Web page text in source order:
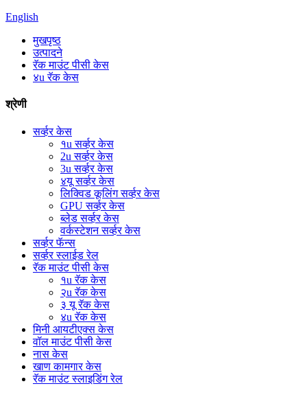
English
मुखपृष्ठ
उत्पादने
रॅक माउंट पीसी केस
४u रॅक केस
श्रेणी
सर्व्हर केस
१u सर्व्हर केस
2u सर्व्हर केस
3u सर्व्हर केस
४यू सर्व्हर केस
लिक्विड कूलिंग सर्व्हर केस
GPU सर्व्हर केस
ब्लेड सर्व्हर केस
वर्कस्टेशन सर्व्हर केस
सर्व्हर फॅन्स
सर्व्हर स्लाईड रेल
रॅक माउंट पीसी केस
१u रॅक केस
२u रॅक केस
३ यू रॅक केस
४u रॅक केस
मिनी आयटीएक्स केस
वॉल माउंट पीसी केस
नास केस
खाण कामगार केस
रॅक माउंट स्लाइडिंग रेल